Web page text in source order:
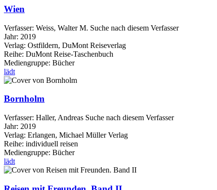
Wien
Verfasser: Weiss, Walter M. Suche nach diesem Verfasser
Jahr: 2019
Verlag: Ostfildern, DuMont Reiseverlag
Reihe: DuMont Reise-Taschenbuch
Mediengruppe: Bücher
lädt
Bornholm
Verfasser: Haller, Andreas Suche nach diesem Verfasser
Jahr: 2019
Verlag: Erlangen, Michael Müller Verlag
Reihe: individuell reisen
Mediengruppe: Bücher
lädt